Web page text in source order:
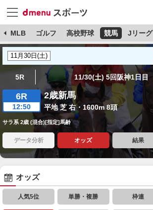
MLB ゴルフ 高校野球 競馬 Jリーグ
5R 11/30(土) 5回阪神1日目
6R
12:50
2歳新馬
平地 芝 右・1600m 8頭
サラ系 2歳 (混合)[指定]馬齢
データ分析 オッズ 結果
オッズ
人気5位 単勝・複勝 枠連